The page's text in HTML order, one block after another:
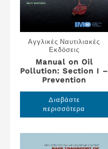
Αγγλικές Ναυτιλιακές
Εκδόσεις
Manual on Oil
Pollution: Section I –
Prevention
Διαβάστε
περισσότερα